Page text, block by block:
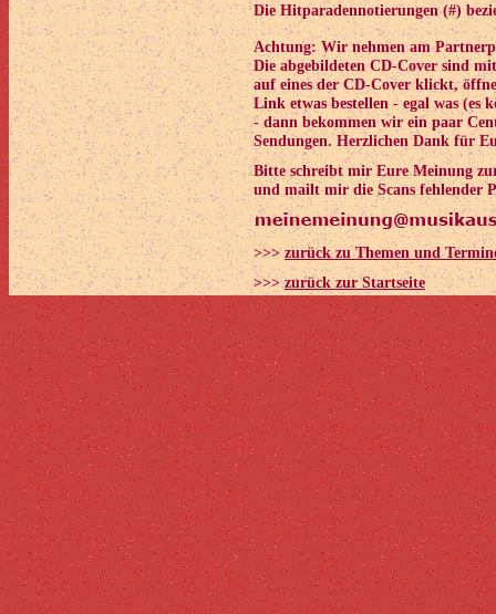
Die Hitparadennotierungen (#)
Achtung: Wir nehmen am
Die abgebildeten CD-Cover sind
auf eines der CD-Cover klickt,
Link etwas bestellen - egal was (es
- dann bekommen wir ein paar
Sendungen. Herzlichen Dank für
Bitte schreibt mir Eure Meinung
und mailt mir die Scans fehlender
>>>zurück zu Themen und
>>>zurück zur Startseite